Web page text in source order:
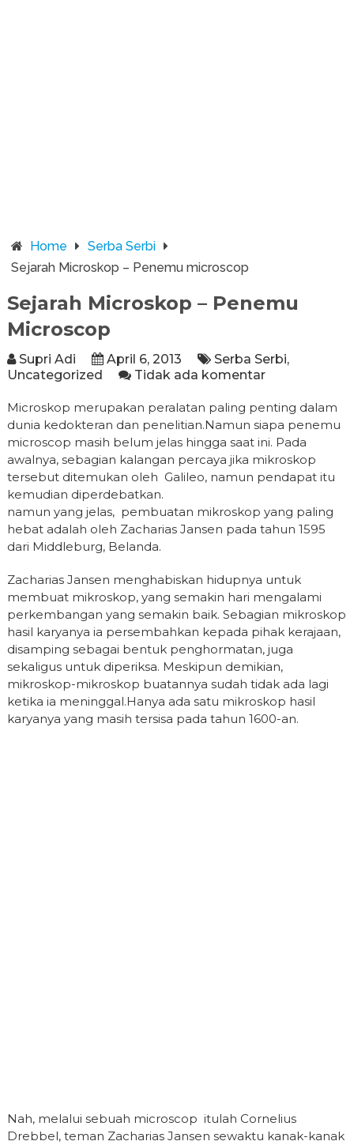
Home
Serba Serbi
Sejarah Microskop – Penemu microscop
Sejarah Microskop – Penemu
Microscop
Supri Adi April 6, 2013 Serba Serbi,
Uncategorized
Tidak ada komentar
Microskop merupakan peralatan paling penting dalam
dunia kedokteran dan penelitian.Namun siapa penemu
microscop masih belum jelas hingga saat ini. Pada
awalnya, sebagian kalangan percaya jika mikroskop
tersebut ditemukan oleh Galileo, namun pendapat itu
kemudian diperdebatkan.
namun yang jelas, pembuatan mikroskop yang paling
hebat adalah oleh Zacharias Jansen pada tahun 1595
dari Middleburg, Belanda.
Zacharias Jansen menghabiskan hidupnya untuk
membuat mikroskop, yang semakin hari mengalami
perkembangan yang semakin baik. Sebagian mikroskop
hasil karyanya ia persembahkan kepada pihak kerajaan,
disamping sebagai bentuk penghormatan, juga
sekaligus untuk diperiksa. Meskipun demikian,
mikroskop-mikroskop buatannya sudah tidak ada lagi
ketika ia meninggal.Hanya ada satu mikroskop hasil
karyanya yang masih tersisa pada tahun 1600-an.
Nah, melalui sebuah microscop itulah Cornelius
Drebbel, teman Zacharias Jansen sewaktu kanak-kanak